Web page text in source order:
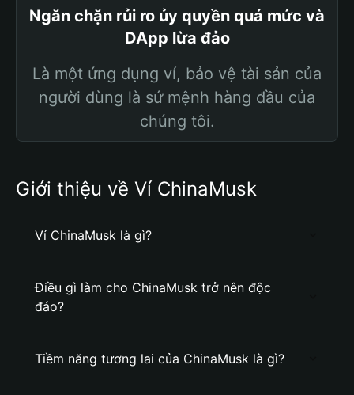
Ngăn chặn rủi ro ủy quyền quá mức và
DApp lừa đảo
Là một ứng dụng ví, bảo vệ tài sản của
người dùng là sứ mệnh hàng đầu của
chúng tôi.
Giới thiệu về Ví ChinaMusk
Ví ChinaMusk là gì?
Điều gì làm cho ChinaMusk trở nên độc
đáo?
Tiềm năng tương lai của ChinaMusk là gì?